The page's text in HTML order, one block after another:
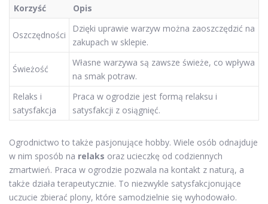
Korzyść Opis
Oszczędności
Dzięki uprawie warzyw można zaoszczędzić na
zakupach w sklepie.
Świeżość
Własne warzywa są zawsze świeże, co wpływa
na smak potraw.
Relaks i
satysfakcja
Praca w ogrodzie jest formą relaksu i
satysfakcji z osiągnięć.
Ogrodnictwo to także pasjonujące hobby. Wiele osób odnajduje
w nim sposób na relaks oraz ucieczkę od codziennych
zmartwień. Praca w ogrodzie pozwala na kontakt z naturą, a
także działa terapeutycznie. To niezwykle satysfakcjonujące
uczucie zbierać plony, które samodzielnie się wyhodowało.